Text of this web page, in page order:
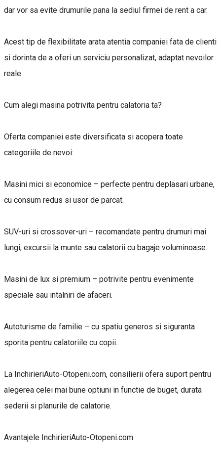
dar vor sa evite drumurile pana la sediul firmei de rent a car.
Acest tip de flexibilitate arata atentia companiei fata de clienti
si dorinta de a oferi un serviciu personalizat, adaptat nevoilor
reale.
Cum alegi masina potrivita pentru calatoria ta?
Oferta companiei este diversificata si acopera toate
categoriile de nevoi:
Masini mici si economice – perfecte pentru deplasari urbane,
cu consum redus si usor de parcat.
SUV-uri si crossover-uri – recomandate pentru drumuri mai
lungi, excursii la munte sau calatorii cu bagaje voluminoase.
Masini de lux si premium – potrivite pentru evenimente
speciale sau intalniri de afaceri.
Autoturisme de familie – cu spatiu generos si siguranta
sporita pentru calatoriile cu copii.
La InchirieriAuto-Otopeni.com, consilierii ofera suport pentru
alegerea celei mai bune optiuni in functie de buget, durata
sederii si planurile de calatorie.
Avantajele InchirieriAuto-Otopeni.com